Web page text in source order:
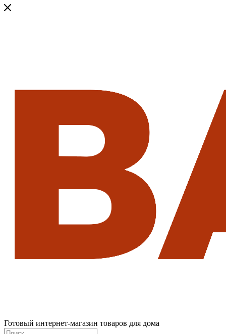
Готовый интернет-магазин товаров для дома